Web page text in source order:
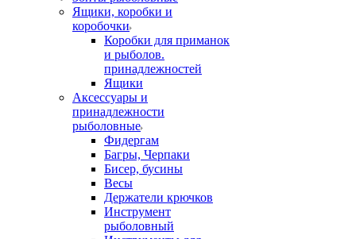
Ящики, коробки и
коробочки
Коробки для приманок
и рыболов.
принадлежностей
Ящики
Аксессуары и
принадлежности
рыболовные
Фидергам
Багры, Черпаки
Бисер, бусины
Весы
Держатели крючков
Инструмент
рыболовный